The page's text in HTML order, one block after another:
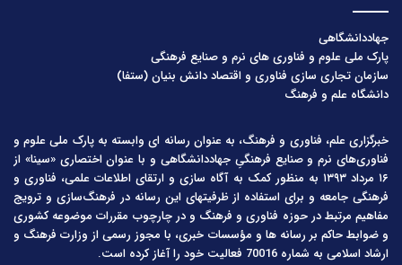
جهاددانشگاهی
پارک ملی علوم و فناوری های نرم و صنایع فرهنگی
سازمان تجاری سازی فناوری و اقتصاد دانش بنیان (ستفا)
دانشگاه علم و فرهنگ
خبرگزاری علم، فناوری و فرهنگ، به عنوان رسانه ای وابسته به پارک ملی علوم و
فناوری‌های نرم و صنایع فرهنگیِ جهاددانشگاهی و با عنوان اختصاری «سینا» از
۱۶ مرداد ۱۳۹۳ به منظور کمک به آگاه سازی و ارتقای اطلاعات علمی، فناوری و
فرهنگی جامعه و برای استفاده از ظرفیتهای این رسانه در فرهنگ‌سازی و ترویج
مفاهیم مرتبط در حوزه فناوری و فرهنگ و در چارچوب مقررات موضوعه کشوری
و ضوابط حاکم بر رسانه ها و مؤسسات خبری، با مجوز رسمی از وزارت فرهنگ و
ارشاد اسلامی به شماره 70016 فعالیت خود را آغاز کرده است.